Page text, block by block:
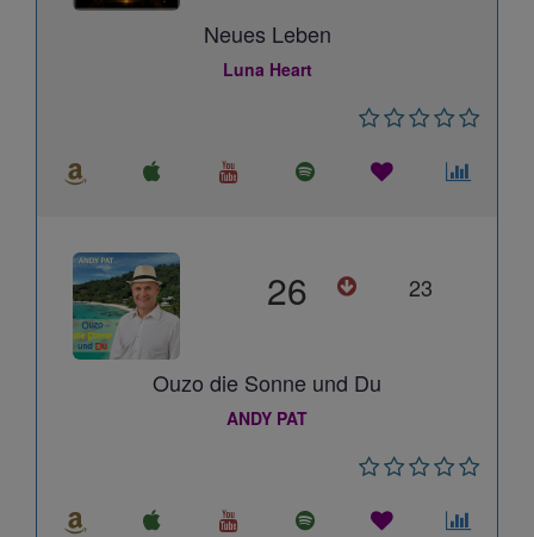
Neues Leben
Luna Heart
26 23
Ouzo die Sonne und Du
ANDY PAT